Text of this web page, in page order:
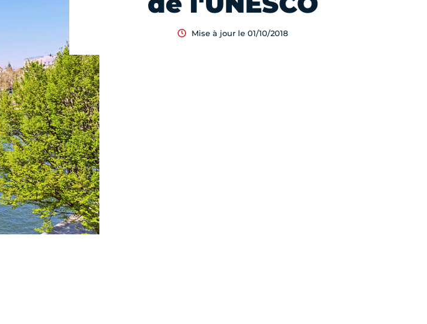
Mise à jour le 01/10/2018